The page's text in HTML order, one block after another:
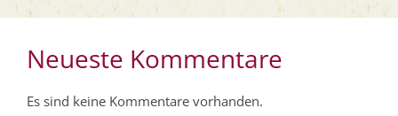
Neueste Kommentare
Es sind keine Kommentare vorhanden.